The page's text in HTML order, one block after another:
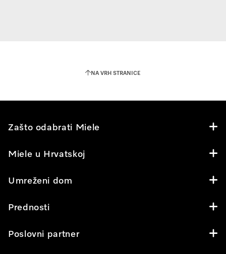
NA VRH STRANICE
Zašto odabrati Miele
Miele u Hrvatskoj
Umreženi dom
Prednosti
Poslovni partner